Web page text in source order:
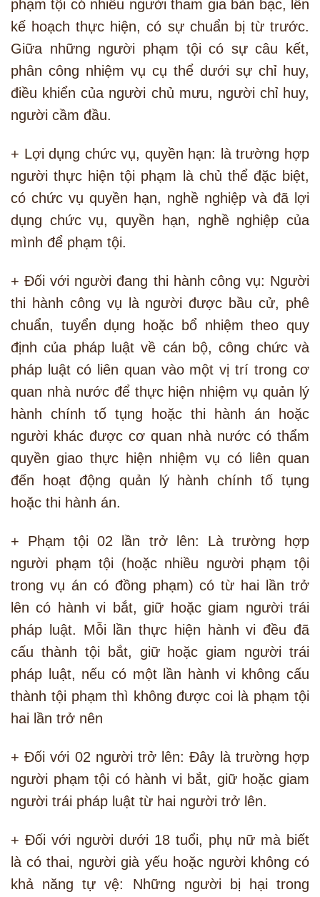
phạm tội có nhiều người tham gia bàn bạc, lên
kế hoạch thực hiện, có sự chuẩn bị từ trước.
Giữa những người phạm tội có sự câu kết,
phân công nhiệm vụ cụ thể dưới sự chỉ huy,
điều khiển của người chủ mưu, người chỉ huy,
người cầm đầu.
+ Lợi dụng chức vụ, quyền hạn: là trường hợp
người thực hiện tội phạm là chủ thể đặc biệt,
có chức vụ quyền hạn, nghề nghiệp và đã lợi
dụng chức vụ, quyền hạn, nghề nghiệp của
mình để phạm tội.
+ Đối với người đang thi hành công vụ: Người
thi hành công vụ là người được bầu cử, phê
chuẩn, tuyển dụng hoặc bổ nhiệm theo quy
định của pháp luật về cán bộ, công chức và
pháp luật có liên quan vào một vị trí trong cơ
quan nhà nước để thực hiện nhiệm vụ quản lý
hành chính tố tụng hoặc thi hành án hoặc
người khác được cơ quan nhà nước có thẩm
quyền giao thực hiện nhiệm vụ có liên quan
đến hoạt động quản lý hành chính tố tụng
hoặc thi hành án.
+ Phạm tội 02 lần trở lên: Là trường hợp
người phạm tội (hoặc nhiều người phạm tội
trong vụ án có đồng phạm) có từ hai lần trở
lên có hành vi bắt, giữ hoặc giam người trái
pháp luật. Mỗi lần thực hiện hành vi đều đã
cấu thành tội bắt, giữ hoặc giam người trái
pháp luật, nếu có một lần hành vi không cấu
thành tội phạm thì không được coi là phạm tội
hai lần trở nên
+ Đối với 02 người trở lên: Đây là trường hợp
người phạm tội có hành vi bắt, giữ hoặc giam
người trái pháp luật từ hai người trở lên.
+ Đối với người dưới 18 tuổi, phụ nữ mà biết
là có thai, người già yếu hoặc người không có
khả năng tự vệ: Những người bị hại trong